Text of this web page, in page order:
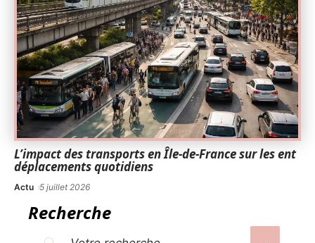
L’impact des transports en Île-de-France sur les ent
déplacements quotidiens
Actu 5 juillet 2026
Recherche